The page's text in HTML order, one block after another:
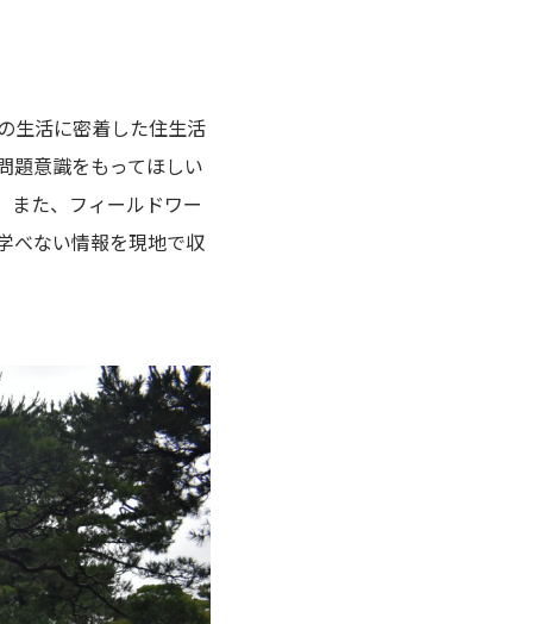
生活に密着した住生活
題意識をもってほしい
また、フィールドワー
べない情報を現地で収